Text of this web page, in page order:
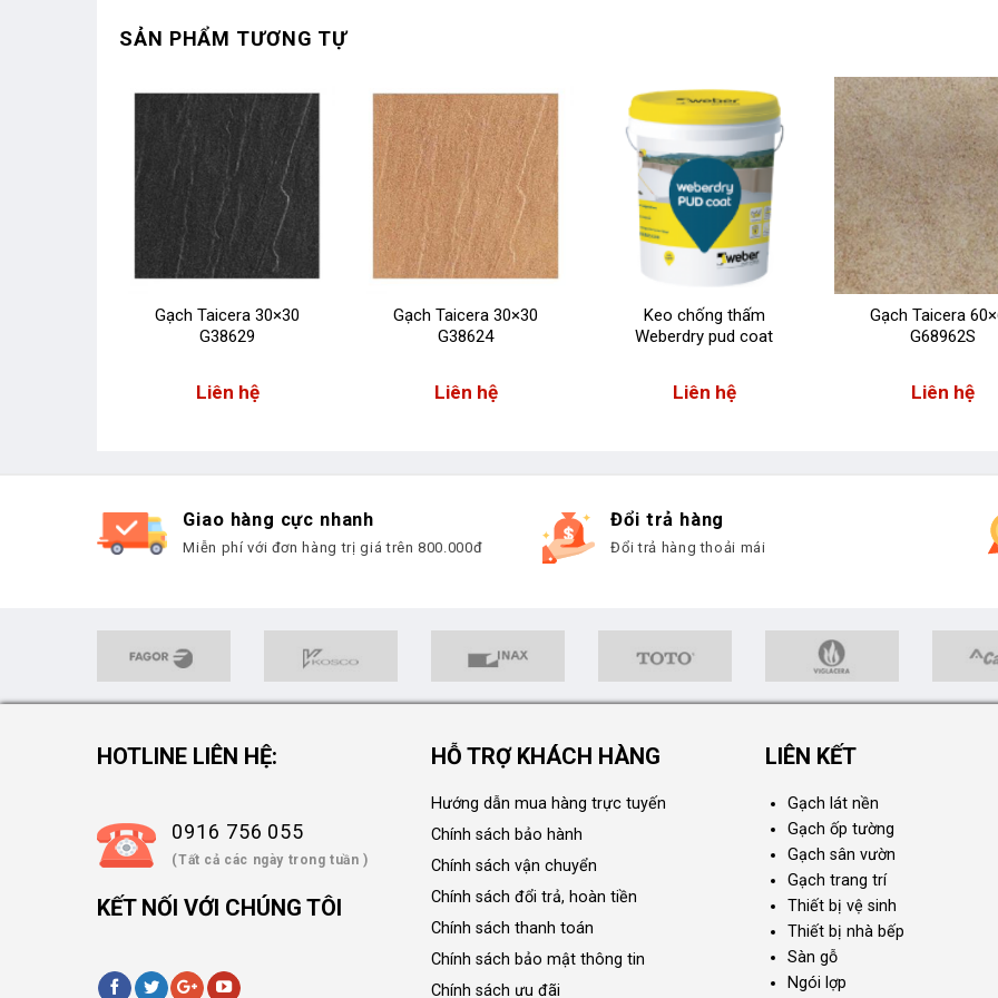
SẢN PHẨM TƯƠNG TỰ
Gạch Taicera 30×30
G38629
Liên hệ
Gạch Taicera 30×30
G38624
Liên hệ
Keo chống thấm
Weberdry pud coat
Liên hệ
Gạch Taicera
G68962S
Liên hệ
Giao hàng cực nhanh
Miễn phí với đơn hàng trị giá trên 800.000đ
Đổi trả hàng
Đổi trả hàng thoải mái
HOTLINE LIÊN HỆ:
0916 756 055
(Tất cả các ngày trong tuần )
KẾT NỐI VỚI CHÚNG TÔI
HỖ TRỢ KHÁCH HÀNG
Hướng dẫn mua hàng trực tuyến
Chính sách bảo hành
Chính sách vận chuyển
Chính sách đổi trả, hoàn tiền
Chính sách thanh toán
Chính sách bảo mật thông tin
Chính sách ưu đãi
LIÊN KẾT
Gạch lát nền
Gạch ốp tường
Gạch sân vườn
Gạch trang trí
Thiết bị vệ sinh
Thiết bị nhà bếp
Sàn gỗ
Ngói lợp